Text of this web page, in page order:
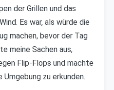
der Grillen und das
Es war, als würde die
machen, bevor der Tag
meine Sachen aus,
Flip-Flops und machte
Umgebung zu erkunden.